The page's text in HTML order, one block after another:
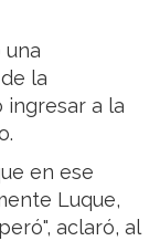
una
la
ingresar a la
en ese
Luque,
aclaró, al